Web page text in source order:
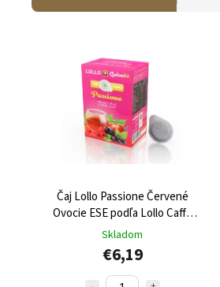
Čaj Lollo Passione Červené
Ovocie ESE podľa Lollo Caffe
18ks
Skladom
€6,19